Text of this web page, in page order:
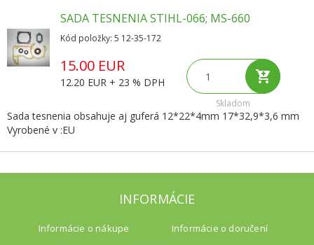
SADA TESNENIA STIHL-066; MS-660
Kód položky: 5 12-35-172
15.00 EUR
12.20 EUR + 23 % DPH
Skladom
Sada tesnenia obsahuje aj guferá 12*22*4mm 17*32,9*3,6 mm
Vyrobené v :EU
INFORMÁCIE
Informácie o nákupe
Informácie o doručení